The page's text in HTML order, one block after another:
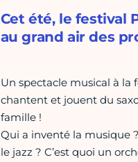
Cet été, le festival
au grand air des
Un spectacle musical à la
chantent et jouent du
famille !
Qui a inventé la musique
le jazz ? C’est quoi un